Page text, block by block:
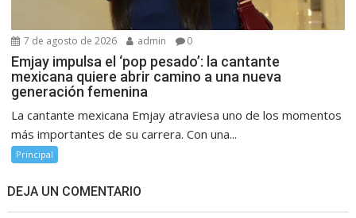
7 de agosto de 2026 admin 0
Emjay impulsa el ‘pop pesado’: la cantante
mexicana quiere abrir camino a una nueva
generación femenina
La cantante mexicana Emjay atraviesa uno de los momentos
más importantes de su carrera. Con una...
Principal
DEJA UN COMENTARIO